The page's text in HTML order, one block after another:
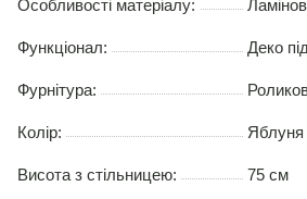
Особливості матеріалу:
Функціонал: Деко
Фурнітура:
Колір: Яблуня
Висота з стільницею: 75 см